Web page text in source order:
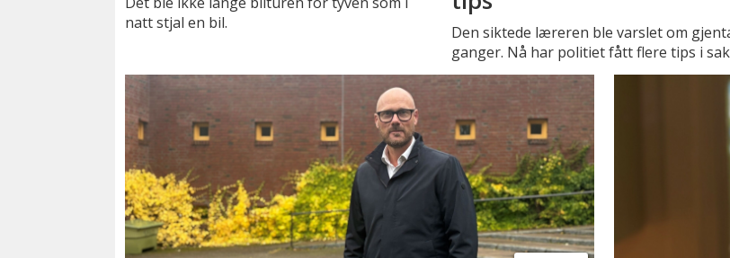
natt stjal en bil.
Den siktede læreren ble varslet om
ganger. Nå har politiet fått flere tips i